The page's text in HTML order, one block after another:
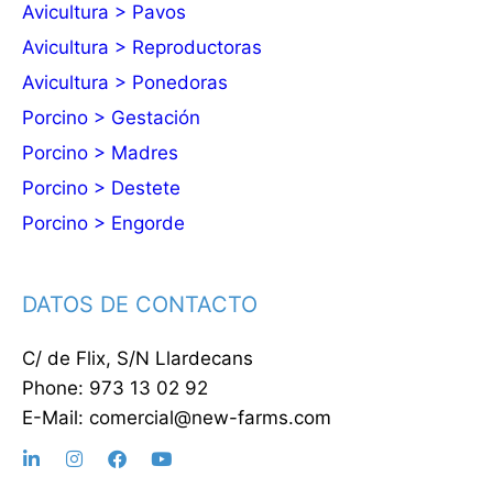
Avicultura > Pavos
Avicultura > Reproductoras
Avicultura > Ponedoras
Porcino > Gestación
Porcino > Madres
Porcino > Destete
Porcino > Engorde
DATOS DE CONTACTO
C/ de Flix, S/N Llardecans
Phone: 973 13 02 92
E-Mail: comercial@new-farms.com